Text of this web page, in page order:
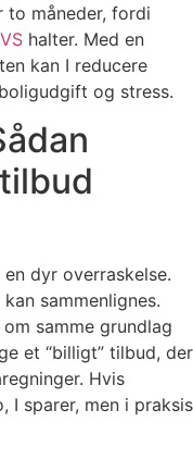
to måneder, fordi
halter. Med en
kan I reducere
og stress.
dyr overraskelse.
sammenlignes.
samme grundlag
et “billigt” tilbud, der
Hvis
I sparer, men i praksis